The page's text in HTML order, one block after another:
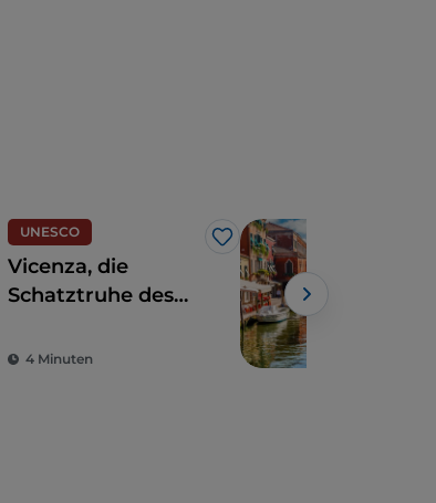
UNESCO
Like
Vicenza, die
Schatztruhe des
4 Minuten